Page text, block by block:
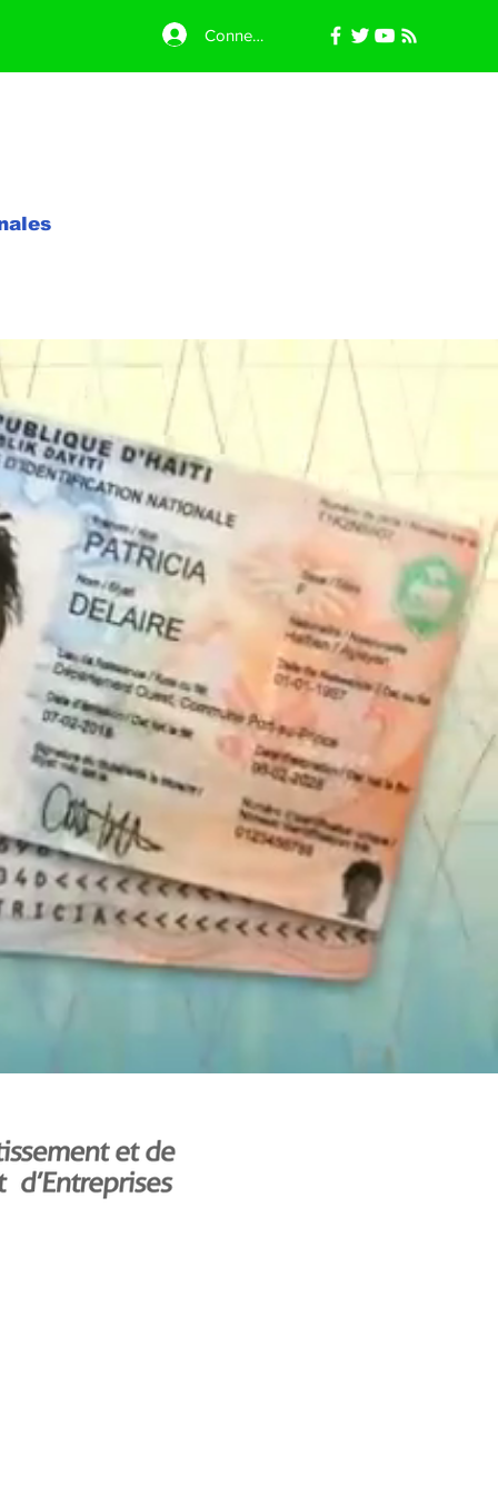
Connexion